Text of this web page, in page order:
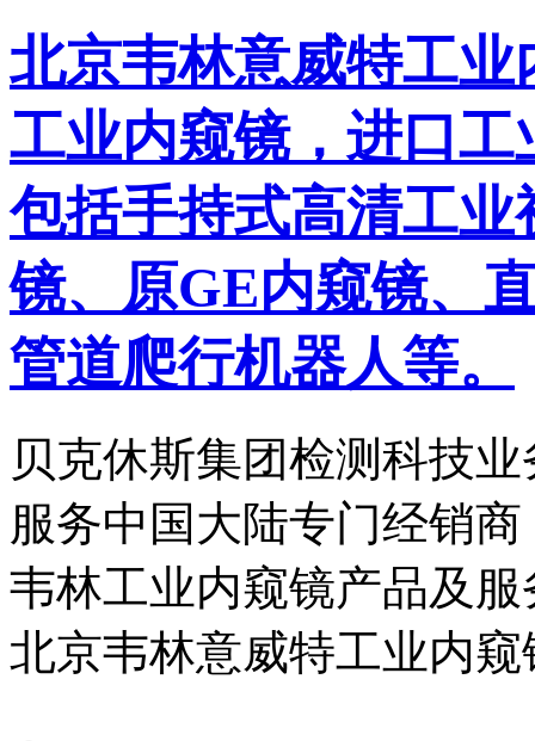
北京韦林意威特工
工业内窥镜，进口
包括手持式高清工
镜、原GE内窥镜、
管道爬行机器人等。
贝克休斯集团检测科技
服务中国大陆专门经销商
韦林工业内窥镜产品及
北京韦林意威特工业内